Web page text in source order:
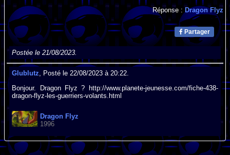
Réponse : Dragon Flyz
Partager
Postée le 21/08/2023.
Glublutz, Posté le 22/08/2023 à 20:22.
Bonjour. Dragon Flyz ? http://www.planete-jeunesse.com/fiche-438-
dragon-flyz-les-guerriers-volants.html
Dragon Flyz
1996